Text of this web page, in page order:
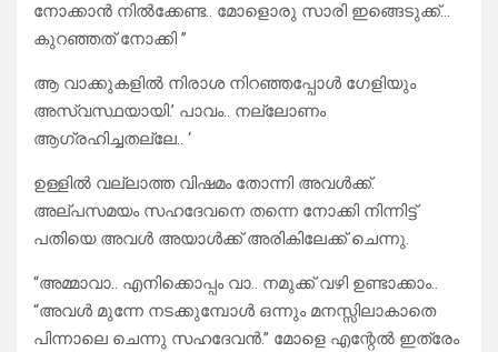
നോക്കാൻ നിൽക്കേണ്ട.. മോളൊരു സാരി ഇങ്ങെടുക്ക്…
കുറഞ്ഞത് നോക്കി ”
ആ വാക്കുകളിൽ നിരാശ നിറഞ്ഞപ്പോൾ ഗേളിയും
അസ്വസ്ഥയായി.’ പാവം.. നല്ലോണം
ആഗ്രഹിച്ചതല്ലേ.. ‘
ഉള്ളിൽ വല്ലാത്ത വിഷമം തോന്നി അവൾക്ക്.
അല്പസമയം സഹദേവനെ തന്നെ നോക്കി നിന്നിട്ട്
പതിയെ അവൾ അയാൾക്ക് അരികിലേക്ക് ചെന്നു.
“അമ്മാവാ.. എനിക്കൊപ്പം വാ.. നമുക്ക് വഴി ഉണ്ടാക്കാം..
“അവൾ മുന്നേ നടക്കുമ്പോൾ ഒന്നും മനസ്സിലാകാതെ
പിന്നാലെ ചെന്നു സഹദേവൻ.” മോളെ എന്റേൽ ഇത്രേം